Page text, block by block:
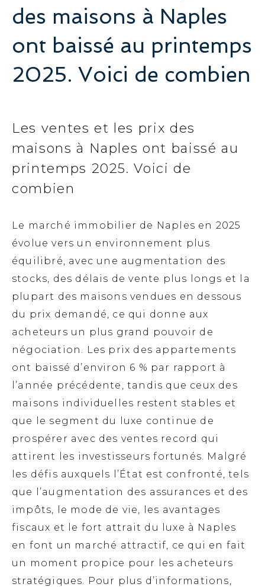
des maisons à Naples
ont baissé au printemps
2025. Voici de combien
Les ventes et les prix des
maisons à Naples ont baissé au
printemps 2025. Voici de
combien
Le marché immobilier de Naples en 2025
évolue vers un environnement plus
équilibré, avec une augmentation des
stocks, des délais de vente plus longs et la
plupart des maisons vendues en dessous
du prix demandé, ce qui donne aux
acheteurs un plus grand pouvoir de
négociation. Les prix des appartements
ont baissé d’environ 6 % par rapport à
l’année précédente, tandis que ceux des
maisons individuelles restent stables et
que le segment du luxe continue de
prospérer avec des ventes record qui
attirent les investisseurs fortunés. Malgré
les défis auxquels l’État est confronté, tels
que l’augmentation des assurances et des
impôts, le mode de vie, les avantages
fiscaux et le fort attrait du luxe à Naples
en font un marché attractif, ce qui en fait
un moment propice pour les acheteurs
stratégiques. Pour plus d’informations,